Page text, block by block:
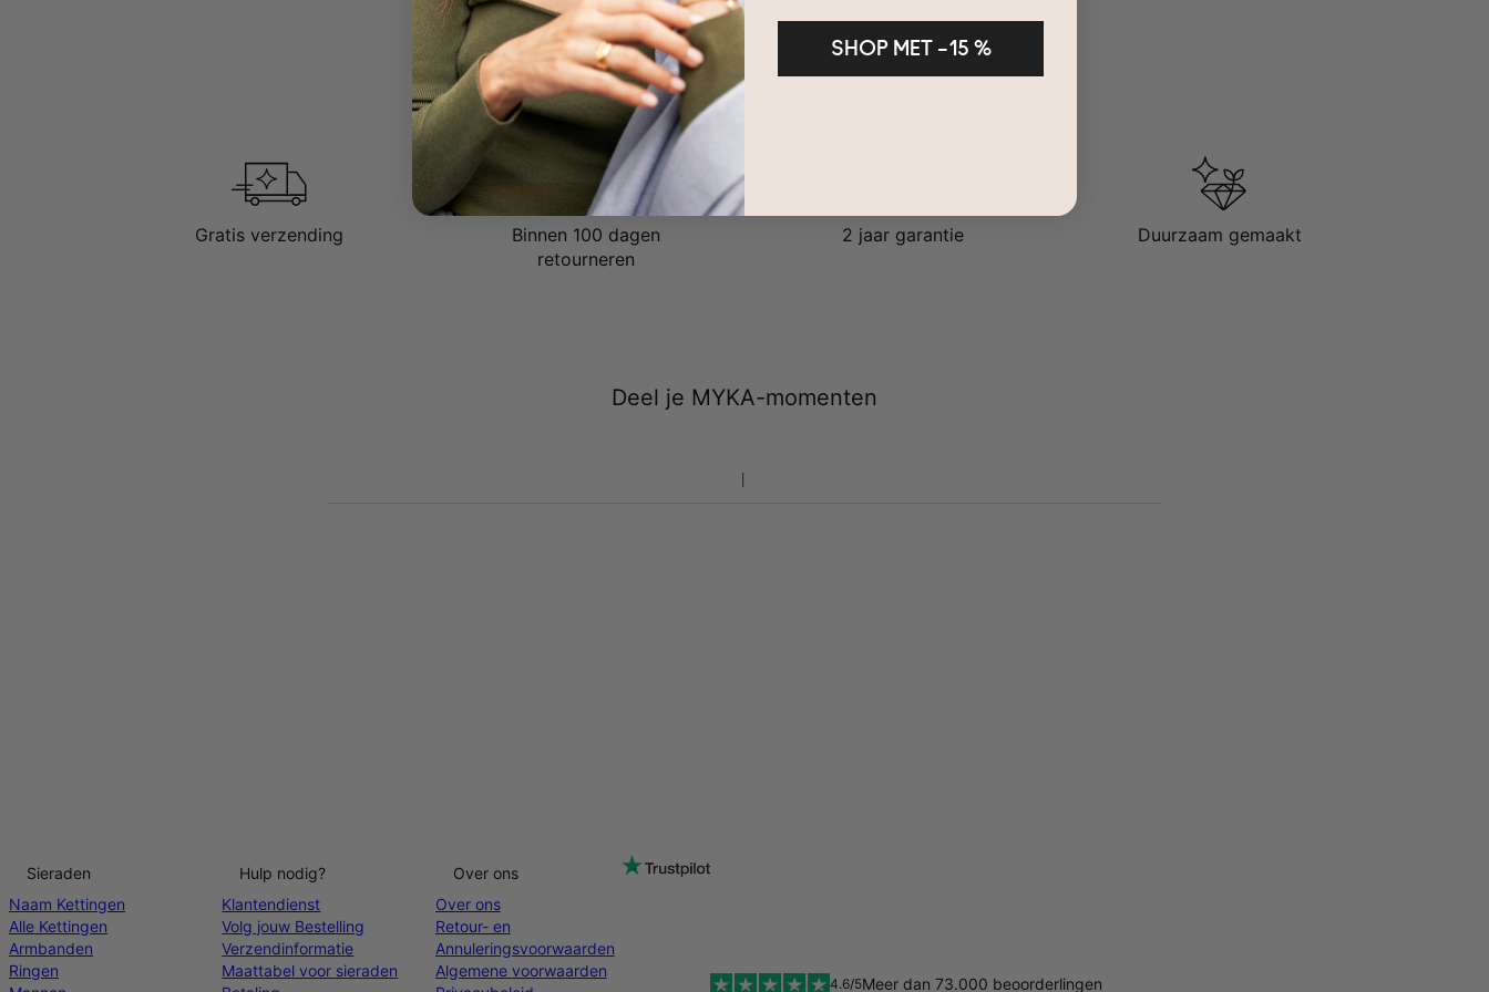
Gratis verzending
Binnen 100 dagen
retourneren
2 jaar garantie Duurzaam gemaakt
Deel je MYKA-momenten
Sieraden
Naam Kettingen
Alle Kettingen
Armbanden
Ringen
Hulp nodig?
Klantendienst
Volg jouw Bestelling
Verzendinformatie
Maattabel voor sieraden
Over ons
Over ons
Retour- en
Annuleringsvoorwaarden
Algemene voorwaarden
4.6/5Meer dan 73.000 beoorderlingen
SHOP MET –15 %